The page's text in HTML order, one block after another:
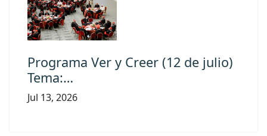
Programa Ver y Creer (12 de julio)
Tema:…
Jul 13, 2026